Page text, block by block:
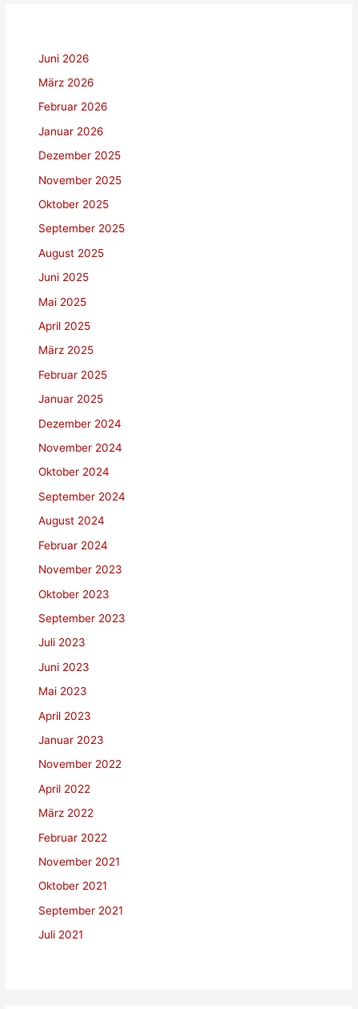
Juni 2026
März 2026
Februar 2026
Januar 2026
Dezember 2025
November 2025
Oktober 2025
September 2025
August 2025
Juni 2025
Mai 2025
April 2025
März 2025
Februar 2025
Januar 2025
Dezember 2024
November 2024
Oktober 2024
September 2024
August 2024
Februar 2024
November 2023
Oktober 2023
September 2023
Juli 2023
Juni 2023
Mai 2023
April 2023
Januar 2023
November 2022
April 2022
März 2022
Februar 2022
November 2021
Oktober 2021
September 2021
Juli 2021